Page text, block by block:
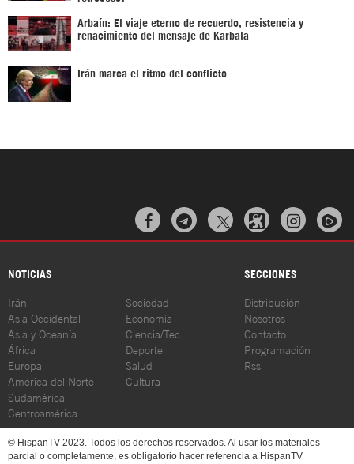
Arbaín: El viaje eterno de recuerdo, resistencia y
renacimiento del mensaje de Karbala
Irán marca el ritmo del conflicto
  
NOTICIAS SECCIONES
Irán
Asia Occidental
Asia y Oceanía
África
Europa
América del Norte
Sudamérica
Centroamérica
Sociedad
Economía
Ciencia/Tec
Deporte
Salud
Cultura
Distribución
Nosotros
Contacto
Programación
Rss
© HispanTV 2023. Todos los derechos reservados. Al usar los materiales
parcial o completamente, es obligatorio hacer referencia a HispanTV